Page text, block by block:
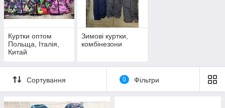
Або відсканувавши QR-код
Куртки оптом
Польща, Італія,
Китай
Зимові куртки,
комбінезони
Сортування 0 Фільтри